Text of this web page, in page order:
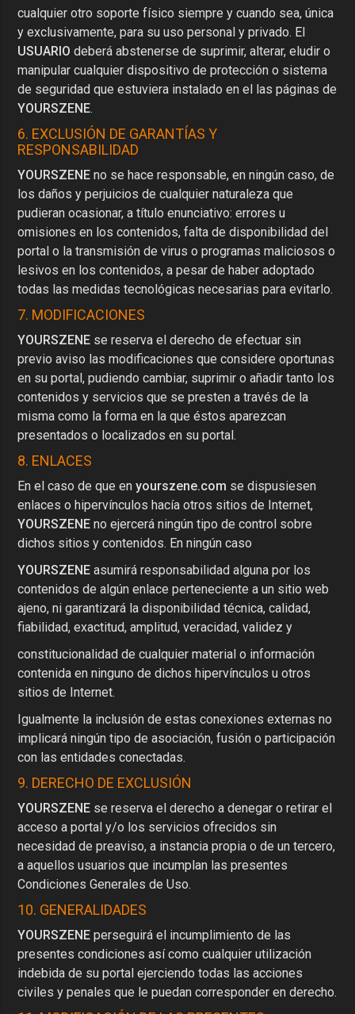
cualquier otro soporte físico siempre y cuando sea, única
y exclusivamente, para su uso personal y privado. El
USUARIO deberá abstenerse de suprimir, alterar, eludir o
manipular cualquier dispositivo de protección o sistema
de seguridad que estuviera instalado en el las páginas de
YOURSZENE.
6. EXCLUSIÓN DE GARANTÍAS Y
RESPONSABILIDAD
YOURSZENE no se hace responsable, en ningún caso, de
los daños y perjuicios de cualquier naturaleza que
pudieran ocasionar, a título enunciativo: errores u
omisiones en los contenidos, falta de disponibilidad del
portal o la transmisión de virus o programas maliciosos o
lesivos en los contenidos, a pesar de haber adoptado
todas las medidas tecnológicas necesarias para evitarlo.
7. MODIFICACIONES
YOURSZENE se reserva el derecho de efectuar sin
previo aviso las modificaciones que considere oportunas
en su portal, pudiendo cambiar, suprimir o añadir tanto los
contenidos y servicios que se presten a través de la
misma como la forma en la que éstos aparezcan
presentados o localizados en su portal.
8. ENLACES
En el caso de que enyourszene.com se dispusiesen
enlaces o hipervínculos hacía otros sitios de Internet,
YOURSZENE no ejercerá ningún tipo de control sobre
dichos sitios y contenidos. En ningún caso
YOURSZENE asumirá responsabilidad alguna por los
contenidos de algún enlace perteneciente a un sitio web
ajeno, ni garantizará la disponibilidad técnica, calidad,
fiabilidad, exactitud, amplitud, veracidad, validez y
constitucionalidad de cualquier material o información
contenida en ninguno de dichos hipervínculos u otros
sitios de Internet.
Igualmente la inclusión de estas conexiones externas no
implicará ningún tipo de asociación, fusión o participación
con las entidades conectadas.
9. DERECHO DE EXCLUSIÓN
YOURSZENE se reserva el derecho a denegar o retirar el
acceso a portal y/o los servicios ofrecidos sin
necesidad de preaviso, a instancia propia o de un tercero,
a aquellos usuarios que incumplan las presentes
Condiciones Generales de Uso.
10. GENERALIDADES
YOURSZENE perseguirá el incumplimiento de las
presentes condiciones así como cualquier utilización
indebida de su portal ejerciendo todas las acciones
civiles y penales que le puedan corresponder en derecho.